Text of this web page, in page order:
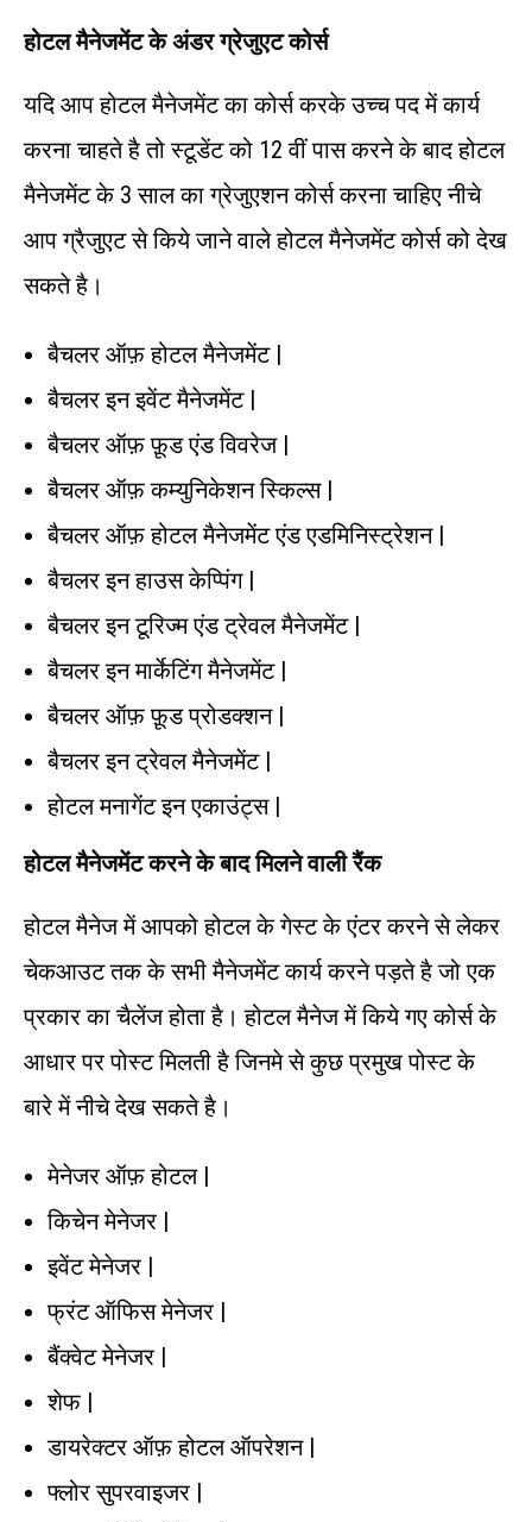
होटल मैनेजमेंट के अंडर ग्रेजुएट कोर्स
यदि आप होटल मैनेजमेंट का कोर्स करके उच्च पद में कार्य
करना चाहते है तो स्टूडेंट को 12 वीं पास करने के बाद होटल
मैनेजमेंट के 3 साल का ग्रेजुएशन कोर्स करना चाहिए नीचे
आप ग्रैजुएट से किये जाने वाले होटल मैनेजमेंट कोर्स को देख
सकते है।
बैचलर ऑफ़ होटल मैनेजमेंट |
बैचलर इन इवेंट मैनेजमेंट |
बैचलर ऑफ़ फ़ूड एंड विवरेज |
बैचलर ऑफ़ कम्युनिकेशन स्किल्स |
बैचलर ऑफ़ होटल मैनेजमेंट एंड एडमिनिस्ट्रेशन |
बैचलर इन हाउस केप्पिंग |
बैचलर इन टूरिज्म एंड ट्रेवल मैनेजमेंट |
बैचलर इन मार्केटिंग मैनेजमेंट |
बैचलर ऑफ़ फ़ूड प्रोडक्शन |
बैचलर इन ट्रेवल मैनेजमेंट |
होटल मनागेंट इन एकाउंट्स |
होटल मैनेजमेंट करने के बाद मिलने वाली रैंक
होटल मैनेज में आपको होटल के गेस्ट के एंटर करने से लेकर
चेकआउट तक के सभी मैनेजमेंट कार्य करने पड़ते है जो एक
प्रकार का चैलेंज होता है। होटल मैनेज में किये गए कोर्स के
आधार पर पोस्ट मिलती है जिनमे से कुछ प्रमुख पोस्ट के
बारे में नीचे देख सकते है।
मेनेजर ऑफ़ होटल |
किचेन मेनेजर |
इवेंट मेनेजर |
फ्रंट ऑफिस मेनेजर |
बैंक्वेट मेनेजर |
शेफ |
डायरेक्टर ऑफ़ होटल ऑपरेशन |
फ्लोर सुपरवाइजर |